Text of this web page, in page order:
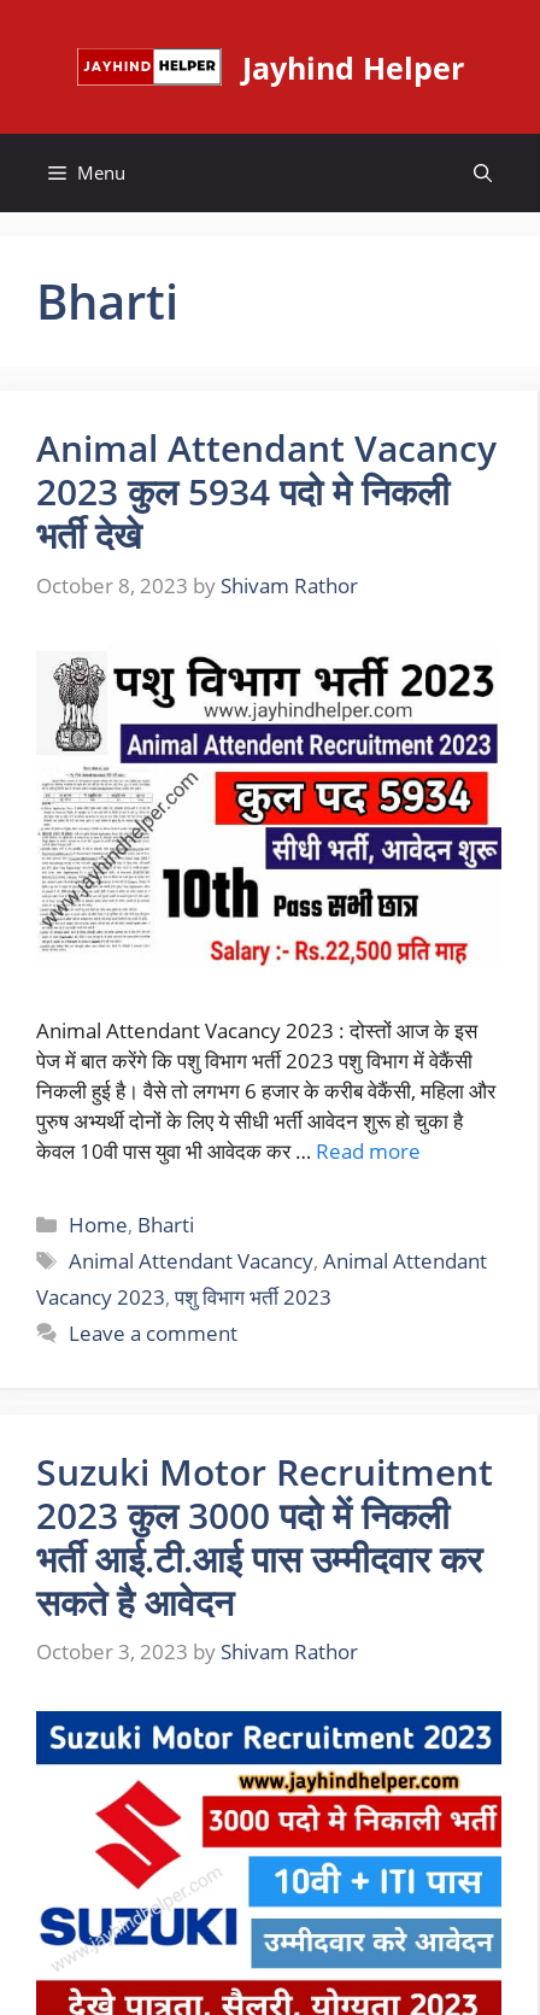
Jayhind Helper
Menu
Bharti
Animal Attendant Vacancy
2023 कुल 5934 पदो मे निकली
भर्ती देखे
October 8, 2023 by Shivam Rathor
Animal Attendant Vacancy 2023 : दोस्तों आज के इस
पेज में बात करेंगे कि पशु विभाग भर्ती 2023 पशु विभाग में वेकैंसी
निकली हुई है। वैसे तो लगभग 6 हजार के करीब वेकैंसी, महिला और
पुरुष अभ्यर्थी दोनों के लिए ये सीधी भर्ती आवेदन शुरू हो चुका है
केवल 10वी पास युवा भी आवेदक कर … Read more
Categories
Home, Bharti
Tags
Animal Attendant Vacancy,Animal Attendant
Vacancy 2023,पशु विभाग भर्ती 2023
Leave a comment
Suzuki Motor Recruitment
2023 कुल 3000 पदो में निकली
भर्ती आई.टी.आई पास उम्मीदवार कर
सकते है आवेदन
October 3, 2023 by Shivam Rathor